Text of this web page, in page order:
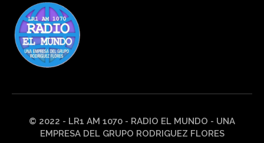
© 2022 - LR1 AM 1070 - RADIO EL MUNDO - UNA
EMPRESA DEL GRUPO RODRIGUEZ FLORES